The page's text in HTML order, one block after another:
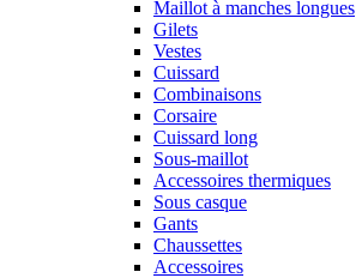
Maillot à manches longues
Gilets
Vestes
Cuissard
Combinaisons
Corsaire
Cuissard long
Sous-maillot
Accessoires thermiques
Sous casque
Gants
Chaussettes
Accessoires